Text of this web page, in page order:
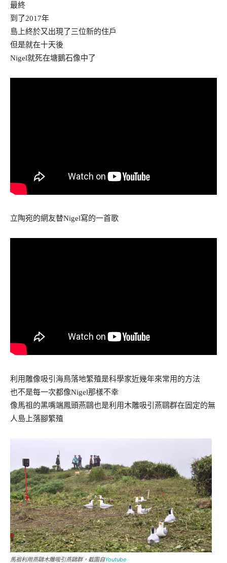
最終
到了2017年
島上終於又出現了三位新的住戶
但是就在十天後
Nigel就死在塘鵝石像中了
立陶宛的網友替Nigel寫的一首歌
利用雕像吸引海鳥落地繁殖是科學家近幾年來常用的方法
也不是每一次都像Nigel那樣不幸
像馬祖的黑嘴端鳳頭燕鷗也是利用木雕吸引燕鷗群在固定的無
人島上落腳繁殖
馬祖利用燕鷗木雕吸引燕鷗群，截圖自Youtube